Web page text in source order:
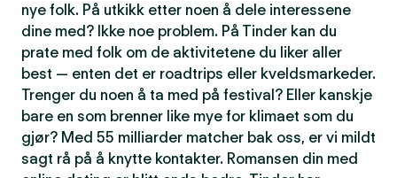
nye folk. På utkikk etter noen å dele interessene
dine med? Ikke noe problem. På Tinder kan du
prate med folk om de aktivitetene du liker aller
best — enten det er roadtrips eller kveldsmarkeder.
Trenger du noen å ta med på festival? Eller kanskje
bare en som brenner like mye for klimaet som du
gjør? Med 55 milliarder matcher bak oss, er vi mildt
sagt rå på å knytte kontakter. Romansen din med